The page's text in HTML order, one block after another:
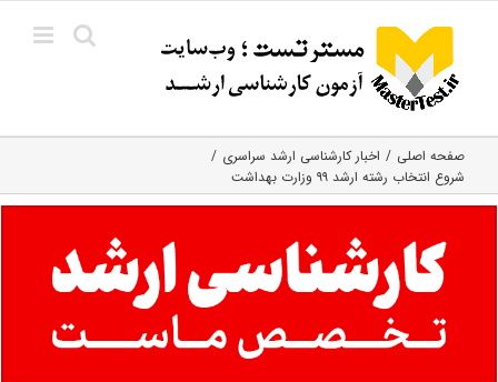
content
صفحه اصلی
اخبار کارشناسی ارشد سراسری
شروع انتخاب رشته ارشد ۹۹ وزارت بهداشت